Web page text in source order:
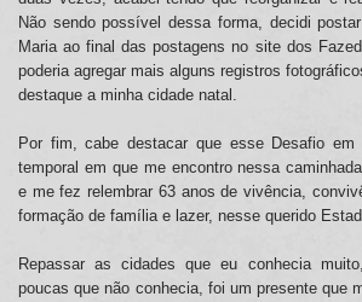
Não sendo possível dessa forma, decidi
Maria ao final das postagens no site dos
poderia agregar mais alguns registros
destaque a minha cidade natal.
Por fim, cabe destacar que esse Desafio em
temporal em que me encontro nessa
e me fez relembrar 63 anos de vivência,
formação de família e lazer, nesse querido
Repassar as cidades que eu conhecia
poucas que não conhecia, foi um presente que